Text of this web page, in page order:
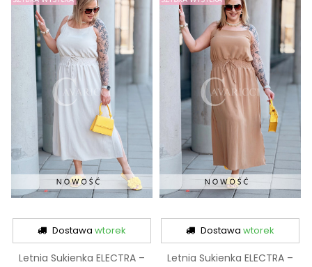
Dostawawtorek
Letnia Sukienka ELECTRA –
Dostawa wtorek
Letnia Sukienka ELECTRA –